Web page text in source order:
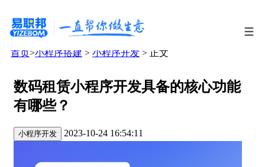
首页>小程序搭建 > 小程序开发 > 正文
数码租赁小程序开发具备的核心功能
有哪些？
小程序开发 2023-10-24 16:54:11